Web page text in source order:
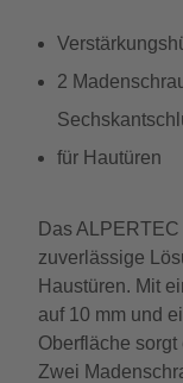
2
für Hautüren
Das
zuverlässige
Haustüren. Mit
auf 10 mm und
Oberfläche
Zwei